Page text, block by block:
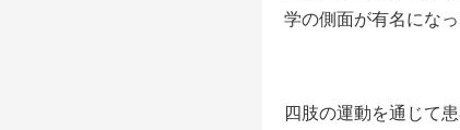
学の側面が有名になっ
四肢の運動を通じて